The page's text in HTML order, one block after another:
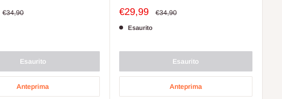
Prezzo
€34,90
Esaurito
Anteprima
Prezzo
€29,99 Prezzo
€34,90
Esaurito
Esaurito
Anteprima